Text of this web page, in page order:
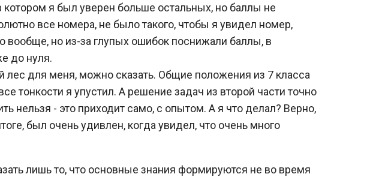
котором я был уверен больше остальных, но баллы не
все номера, не было такого, чтобы я увидел номер,
вообще, но из-за глупых ошибок поснижали баллы, в
до нуля.
для меня, можно сказать. Общие положения из 7 класса
тонкости я упустил. А решение задач из второй части точно
нельзя - это приходит само, с опытом. А я что делал? Верно,
был очень удивлен, когда увидел, что очень много
лишь то, что основные знания формируются не во время